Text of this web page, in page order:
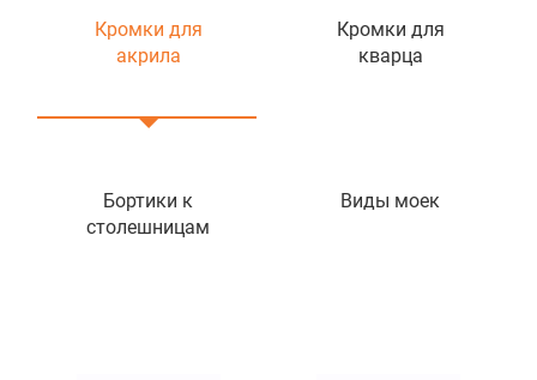
Кромки для
акрила
Кромки для
кварца
Бортики к
столешницам
Виды моек